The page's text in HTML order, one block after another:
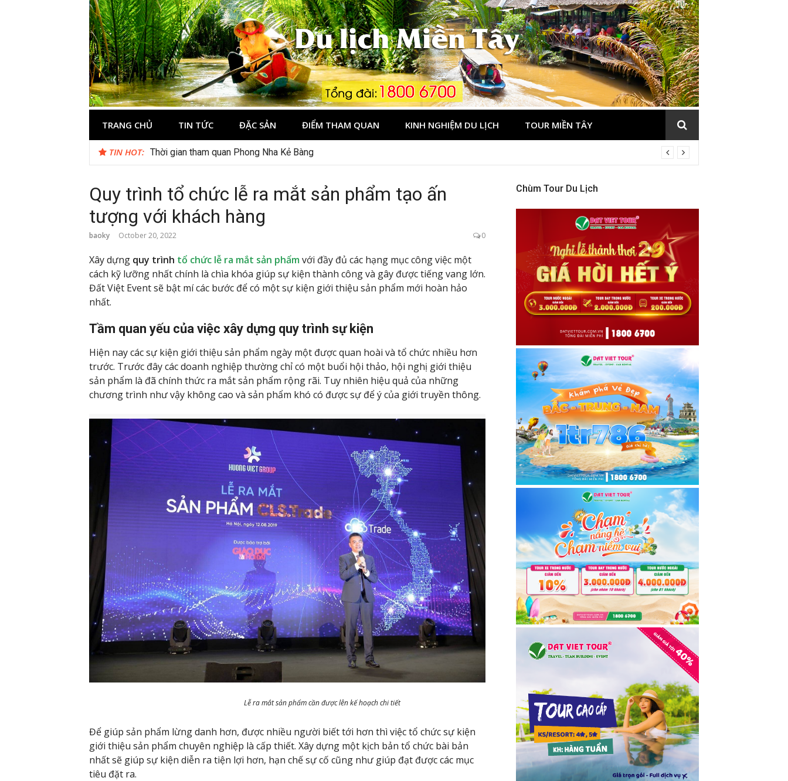
Du lịch Miền Tây
TRANG CHỦ TIN TỨC ĐẶC SẢN ĐIỂM THAM QUAN KINH NGHIỆM DU LỊCH TOUR MIỀN TÂY
TIN HOT: Cuối năm có nên đi du lịch Phú Quốc không?
Quy trình tổ chức lễ ra mắt sản phẩm tạo ấn
tượng với khách hàng
baoky October 20, 2022 0
Xây dựng quy trình tổ chức lễ ra mắt sản phẩmvới đầy đủ các hạng mục công việc một
cách kỹ lưỡng nhất chính là chìa khóa giúp sự kiện thành công và gây được tiếng vang lớn.
Đất Việt Event sẽ bật mí các bước để có một sự kiện giới thiệu sản phẩm mới hoàn hảo
nhất.
Tầm quan yếu của việc xây dựng quy trình sự kiện
Hiện nay các sự kiện giới thiệu sản phẩm ngày một được quan hoài và tổ chức nhiều hơn
trước. Trước đây các doanh nghiệp thường chỉ có một buổi hội thảo, hội nghị giới thiệu
sản phẩm là đã chính thức ra mắt sản phẩm rộng rãi. Tuy nhiên hiệu quả của những
chương trình như vậy không cao và sản phẩm khó có được sự để ý của giới truyền thông.
Lễ ra mắt sản phẩm cần được lên kế hoạch chi tiết
Để giúp sản phẩm lừng danh hơn, được nhiều người biết tới hơn thì việc tổ chức sự kiện
giới thiệu sản phẩm chuyên nghiệp là cấp thiết. Xây dựng một kịch bản tổ chức bài bản
nhất sẽ giúp sự kiện diễn ra tiện lợi hơn, hạn chế sự cố cũng như giúp đạt được các mục
tiêu đặt ra.
Chùm Tour Du Lịch